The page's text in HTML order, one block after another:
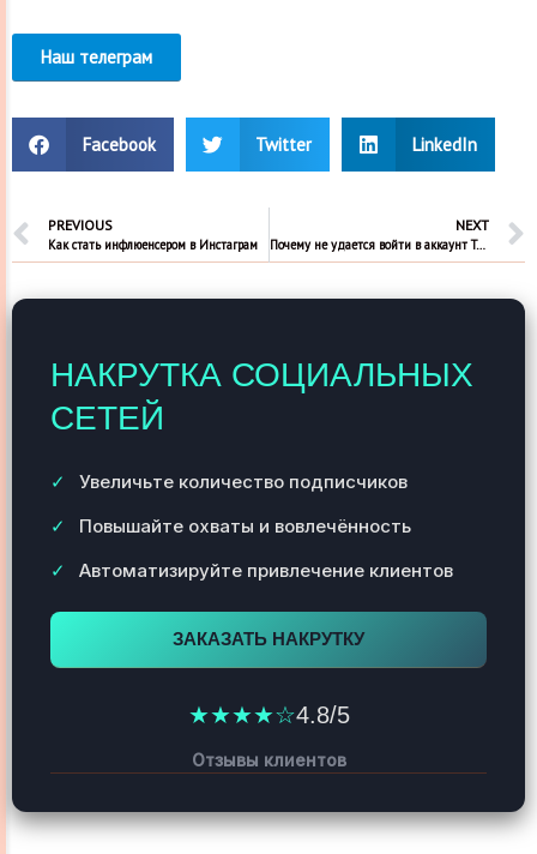
Наш телеграм
Facebook Twitter LinkedIn
PREVIOUS
Как стать инфлюенсером в Инстаграм
NEXT
Почему не удается войти в аккаунт Тик Ток
НАКРУТКА СОЦИАЛЬНЫХ
СЕТЕЙ
Увеличьте количество подписчиков
Повышайте охваты и вовлечённость
Автоматизируйте привлечение клиентов
ЗАКАЗАТЬ НАКРУТКУ
★★★★☆4.8/5
Отзывы клиентов